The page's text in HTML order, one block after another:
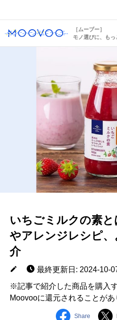
［ムーブー］
モノ選びに、もっ
いちごミルクの素と
やアレンジレシピ
介
最終更新日: 2024-10-
※記事で紹介した商品を購入
Moovooに還元されることがあ
Share